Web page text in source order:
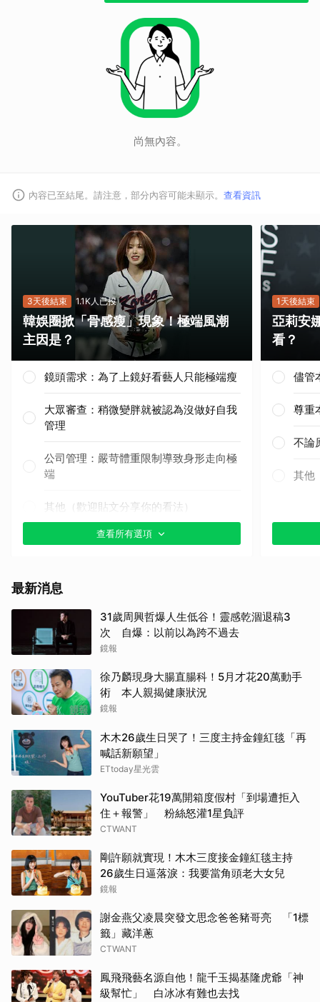
尚無內容。
內容已至結尾。請注意，部分內容可能未顯示。 查看資訊
3天後結束 1.1K人已投
韓娛圈掀「骨感瘦」現象！極端風潮
主因是？
鏡頭需求：為了上鏡好看藝人只能極端瘦
大眾審查：稍微變胖就被認為沒做好自我
管理
公司管理：嚴苛體重限制導致身形走向極
端
其他（歡迎貼文分享你的看法）
查看所有選項
1天後結束
亞莉安
看？
儘管
尊重
不論
其他
最新消息
31歲周興哲爆人生低谷！靈感乾涸退稿3
次 自爆：以前以為跨不過去
鏡報
徐乃麟現身大腸直腸科！5月才花20萬動手
術 本人親揭健康狀況
鏡報
木木26歲生日哭了！三度主持金鐘紅毯「再
喊話新願望」
ETtoday星光雲
YouTuber花19萬開箱度假村「到場遭拒入
住＋報警」 粉絲怒灌1星負評
CTWANT
剛許願就實現！木木三度接金鐘紅毯主持
26歲生日逼落淚：我要當角頭老大女兒
鏡報
謝金燕父凌晨突發文思念爸爸豬哥亮 「1標
籤」藏洋蔥
CTWANT
鳳飛飛藝名源自他！龍千玉揭基隆虎爺「神
級幫忙」 白冰冰有難也去找